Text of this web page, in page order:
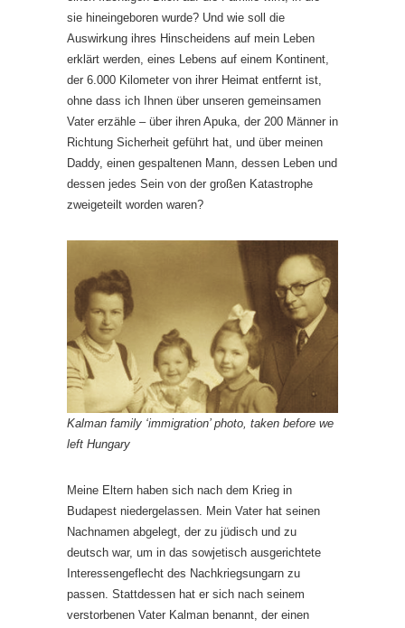
sie hineingeboren wurde? Und wie soll die
Auswirkung ihres Hinscheidens auf mein Leben
erklärt werden, eines Lebens auf einem Kontinent,
der 6.000 Kilometer von ihrer Heimat entfernt ist,
ohne dass ich Ihnen über unseren gemeinsamen
Vater erzähle – über ihren Apuka, der 200 Männer in
Richtung Sicherheit geführt hat, und über meinen
Daddy, einen gespaltenen Mann, dessen Leben und
dessen jedes Sein von der großen Katastrophe
zweigeteilt worden waren?
Kalman family ‘immigration’ photo, taken before we
left Hungary
Meine Eltern haben sich nach dem Krieg in
Budapest niedergelassen. Mein Vater hat seinen
Nachnamen abgelegt, der zu jüdisch und zu
deutsch war, um in das sowjetisch ausgerichtete
Interessengeflecht des Nachkriegsungarn zu
passen. Stattdessen hat er sich nach seinem
verstorbenen Vater Kalman benannt, der einen